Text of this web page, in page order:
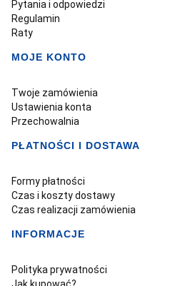
Pytania i odpowiedzi
Regulamin
Raty
MOJE KONTO
Twoje zamówienia
Ustawienia konta
Przechowalnia
PŁATNOŚCI I DOSTAWA
Formy płatności
Czas i koszty dostawy
Czas realizacji zamówienia
INFORMACJE
Polityka prywatności